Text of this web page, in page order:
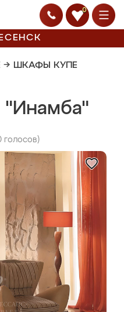
0
→ ШКАФЫ КУПЕ
"Инамба"
голосов)